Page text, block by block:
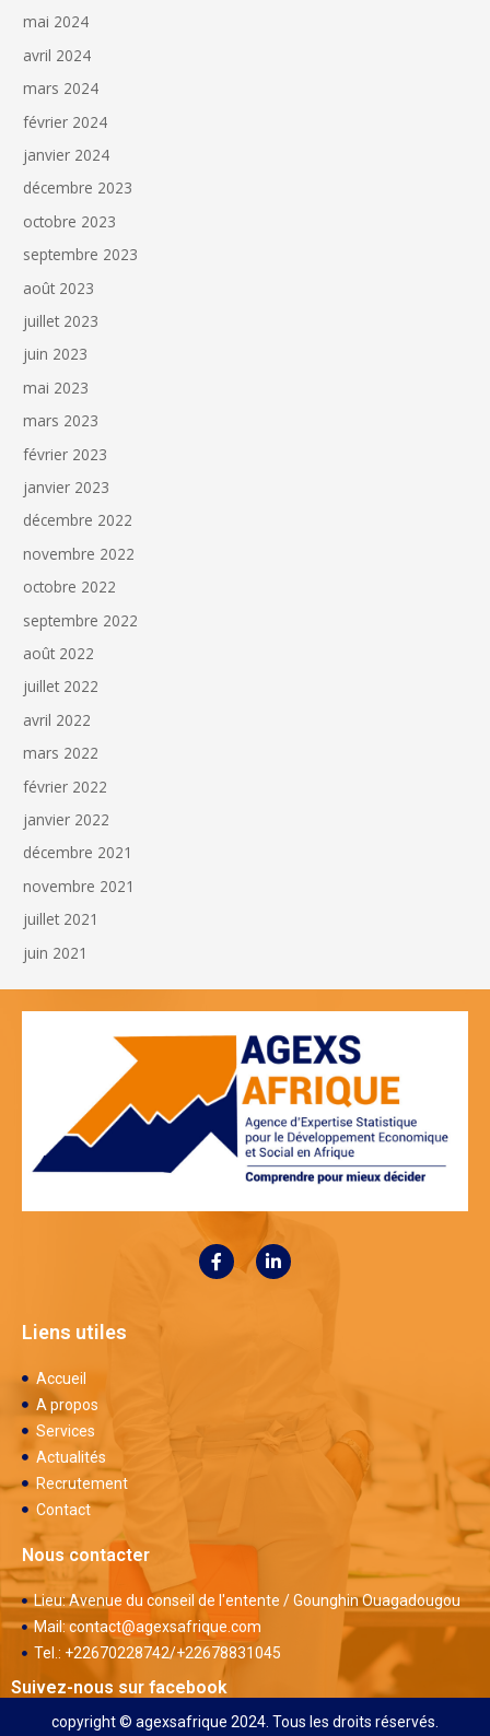
mai 2024
avril 2024
mars 2024
février 2024
janvier 2024
décembre 2023
octobre 2023
septembre 2023
août 2023
juillet 2023
juin 2023
mai 2023
mars 2023
février 2023
janvier 2023
décembre 2022
novembre 2022
octobre 2022
septembre 2022
août 2022
juillet 2022
avril 2022
mars 2022
février 2022
janvier 2022
décembre 2021
novembre 2021
juillet 2021
juin 2021
Liens utiles
Accueil
A propos
Services
Actualités
Recrutement
Contact
Nous contacter
Lieu: Avenue du conseil de l'entente / Gounghin Ouagadougou
Mail: contact@agexsafrique.com
Tel.: +22670228742/+22678831045
Suivez-nous sur facebook
copyright © agexsafrique 2024. Tous les droits réservés.